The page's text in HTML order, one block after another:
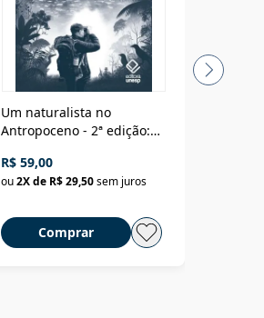
Um naturalista no
Antropoceno - 2ª edição:
selvagem
R$ 59,00
ou2X de R$ 29,50sem juros
Comprar